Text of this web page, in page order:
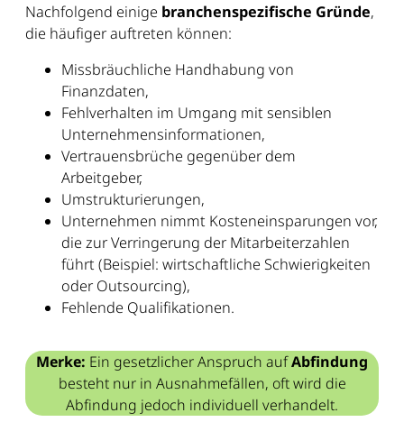
Nachfolgend einige branchenspezifische Gründe,
die häufiger auftreten können:
Missbräuchliche Handhabung von
Finanzdaten,
Fehlverhalten im Umgang mit sensiblen
Unternehmensinformationen,
Vertrauensbrüche gegenüber dem
Arbeitgeber,
Umstrukturierungen,
Unternehmen nimmt Kosteneinsparungen vor,
die zur Verringerung der Mitarbeiterzahlen
führt (Beispiel: wirtschaftliche Schwierigkeiten
oder Outsourcing),
Fehlende Qualifikationen.
Merke: Ein gesetzlicher Anspruch aufAbfindung
besteht nur in Ausnahmefällen, oft wird die
Abfindung jedoch individuell verhandelt.